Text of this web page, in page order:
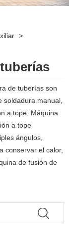
>
de tuberías son
soldadura manual,
a tope, Máquina
a tope
ángulos,
conservar el calor,
de fusión de